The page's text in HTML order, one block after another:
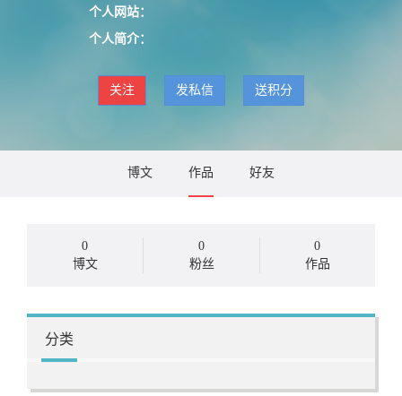
个人网站：
个人简介：
关注 发私信 送积分
博文 作品 好友
0
博文
0
粉丝
0
作品
分类